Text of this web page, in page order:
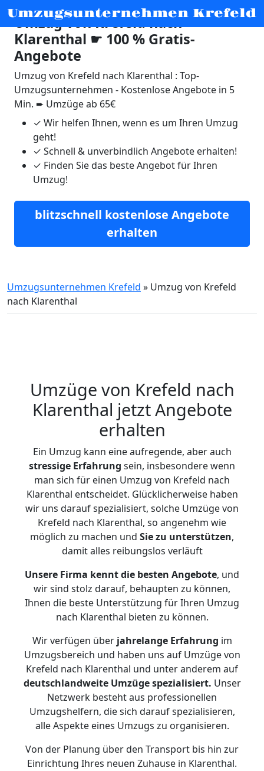
Umzugsunternehmen Krefeld
Umzug von Krefeld nach
Klarenthal ☛ 100 % Gratis-
Angebote
Umzug von Krefeld nach Klarenthal : Top-
Umzugsunternehmen - Kostenlose Angebote in 5
Min. ➨ Umzüge ab 65€
✓ Wir helfen Ihnen, wenn es um Ihren Umzug
geht!
✓ Schnell & unverbindlich Angebote erhalten!
✓ Finden Sie das beste Angebot für Ihren
Umzug!
blitzschnell kostenlose Angebote
erhalten
Umzugsunternehmen Krefeld » Umzug von Krefeld
nach Klarenthal
Umzüge von Krefeld nach
Klarenthal jetzt Angebote
erhalten
Ein Umzug kann eine aufregende, aber auch
stressige Erfahrung sein, insbesondere wenn
man sich für einen Umzug von Krefeld nach
Klarenthal entscheidet. Glücklicherweise haben
wir uns darauf spezialisiert, solche Umzüge von
Krefeld nach Klarenthal, so angenehm wie
möglich zu machen und Sie zu unterstützen,
damit alles reibungslos verläuft
Unsere Firma kennt die besten Angebote, und
wir sind stolz darauf, behaupten zu können,
Ihnen die beste Unterstützung für Ihren Umzug
nach Klarenthal bieten zu können.
Wir verfügen überjahrelange Erfahrung im
Umzugsbereich und haben uns auf Umzüge von
Krefeld nach Klarenthal und unter anderem auf
deutschlandweite Umzüge spezialisiert. Unser
Netzwerk besteht aus professionellen
Umzugshelfern, die sich darauf spezialisieren,
alle Aspekte eines Umzugs zu organisieren.
Von der Planung über den Transport bis hin zur
Einrichtung Ihres neuen Zuhause in Klarenthal.